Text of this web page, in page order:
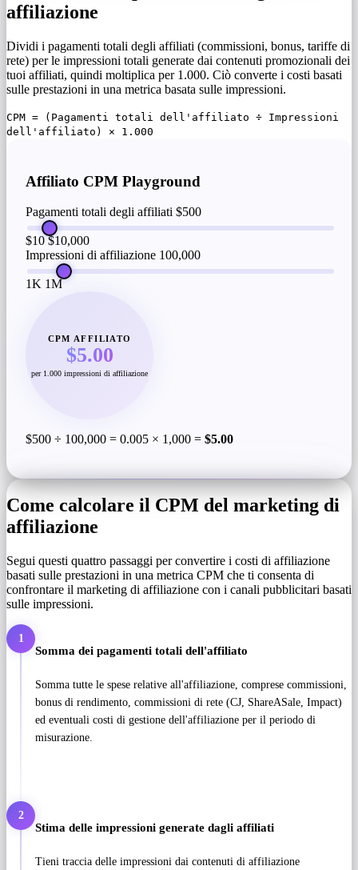
affiliazione
Dividi i pagamenti totali degli affiliati (commissioni, bonus, tariffe di
rete) per le impressioni totali generate dai contenuti promozionali dei
tuoi affiliati, quindi moltiplica per 1.000. Ciò converte i costi basati
sulle prestazioni in una metrica basata sulle impressioni.
CPM = (Pagamenti totali dell'affiliato ÷ Impressioni
dell'affiliato) × 1.000
Affiliato CPM Playground
Pagamenti totali degli affiliati $500
$10 $10,000
Impressioni di affiliazione 100,000
1K 1M
CPM AFFILIATO
$5.00
per 1.000 impressioni di affiliazione
$500 ÷ 100,000 = 0.005 × 1,000 = $5.00
Come calcolare il CPM del marketing di
affiliazione
Segui questi quattro passaggi per convertire i costi di affiliazione
basati sulle prestazioni in una metrica CPM che ti consenta di
confrontare il marketing di affiliazione con i canali pubblicitari basati
sulle impressioni.
1
Somma dei pagamenti totali dell'affiliato
Somma tutte le spese relative all'affiliazione, comprese commissioni,
bonus di rendimento, commissioni di rete (CJ, ShareASale, Impact)
ed eventuali costi di gestione dell'affiliazione per il periodo di
misurazione.
2
Stima delle impressioni generate dagli affiliati
Tieni traccia delle impressioni dai contenuti di affiliazione